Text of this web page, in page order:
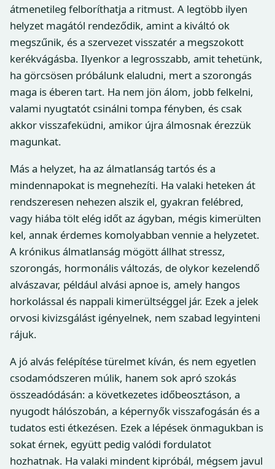
átmenetileg felboríthatja a ritmust. A legtöbb ilyen
helyzet magától rendeződik, amint a kiváltó ok
megszűnik, és a szervezet visszatér a megszokott
kerékvágásba. Ilyenkor a legrosszabb, amit tehetünk,
ha görcsösen próbálunk elaludni, mert a szorongás
maga is éberen tart. Ha nem jön álom, jobb felkelni,
valami nyugtatót csinálni tompa fényben, és csak
akkor visszafeküdni, amikor újra álmosnak érezzük
magunkat.
Más a helyzet, ha az álmatlanság tartós és a
mindennapokat is megnehezíti. Ha valaki heteken át
rendszeresen nehezen alszik el, gyakran felébred,
vagy hiába tölt elég időt az ágyban, mégis kimerülten
kel, annak érdemes komolyabban vennie a helyzetet.
A krónikus álmatlanság mögött állhat stressz,
szorongás, hormonális változás, de olykor kezelendő
alvászavar, például alvási apnoe is, amely hangos
horkolással és nappali kimerültséggel jár. Ezek a jelek
orvosi kivizsgálást igényelnek, nem szabad legyinteni
rájuk.
A jó alvás felépítése türelmet kíván, és nem egyetlen
csodamódszeren múlik, hanem sok apró szokás
összeadódásán: a következetes időbeosztáson, a
nyugodt hálószobán, a képernyők visszafogásán és a
tudatos esti étkezésen. Ezek a lépések önmagukban is
sokat érnek, együtt pedig valódi fordulatot
hozhatnak. Ha valaki mindent kipróbál, mégsem javul